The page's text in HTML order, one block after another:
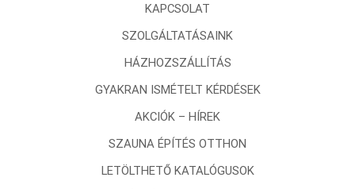
KAPCSOLAT
SZOLGÁLTATÁSAINK
HÁZHOZSZÁLLÍTÁS
GYAKRAN ISMÉTELT KÉRDÉSEK
AKCIÓK – HÍREK
SZAUNA ÉPÍTÉS OTTHON
LETÖLTHETŐ KATALÓGUSOK